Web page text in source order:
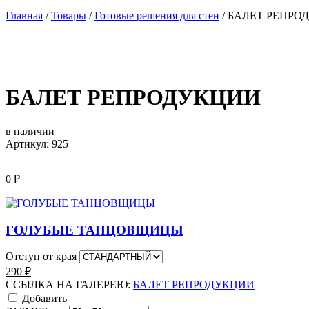
Главная /Товары /Готовые решения для стен /БАЛЕТ
БАЛЕТ РЕПРОДУКЦИИ
в наличии
Артикул: 925
0 ₽
ГОЛУБЫЕ ТАНЦОВЩИЦЫ
Отступ от края
290 ₽
ССЫЛКА НА ГАЛЕРЕЮ: БАЛЕТ РЕПРОДУКЦИИ
Добавить